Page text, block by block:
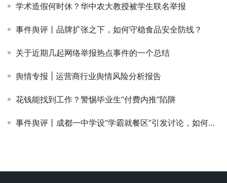
学术造假何时休？华中农大教授被学生联名举报
事件舆评丨品牌扩张之下，如何守稳食品安全防线？
关于近期几起网络举报热点事件的一个总结
舆情专报 | 运营商行业舆情风险分析报告
花钱能找到工作？警惕毕业生“付费内推”陷阱
事件舆评丨成都一中学设“学霸就餐区”引发讨论，如何平衡教育公平与激励方式？